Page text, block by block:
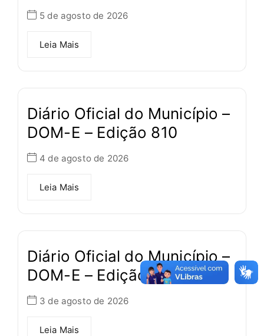
5 de agosto de 2026
Leia Mais
Diário Oficial do Município –
DOM-E – Edição 810
4 de agosto de 2026
Leia Mais
Diário Oficial do Município –
DOM-E – Edição 809
3 de agosto de 2026
Leia Mais